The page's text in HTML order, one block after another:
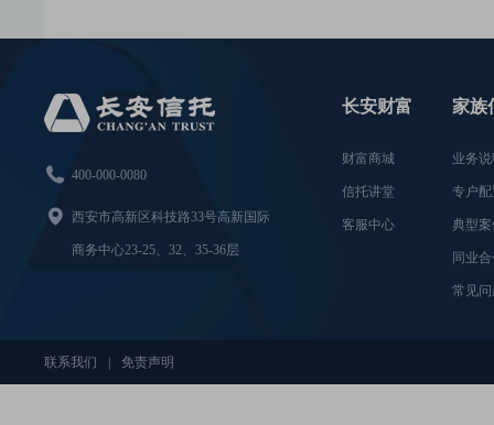
 400-000-0080
 西安市高新区科技路33号高新国际
商务中心23-25、32、35-36层
长安财富
财富商城
信托讲堂
客服中心
家族
业务
专户
典型
同业
常见
联系我们 免责声明